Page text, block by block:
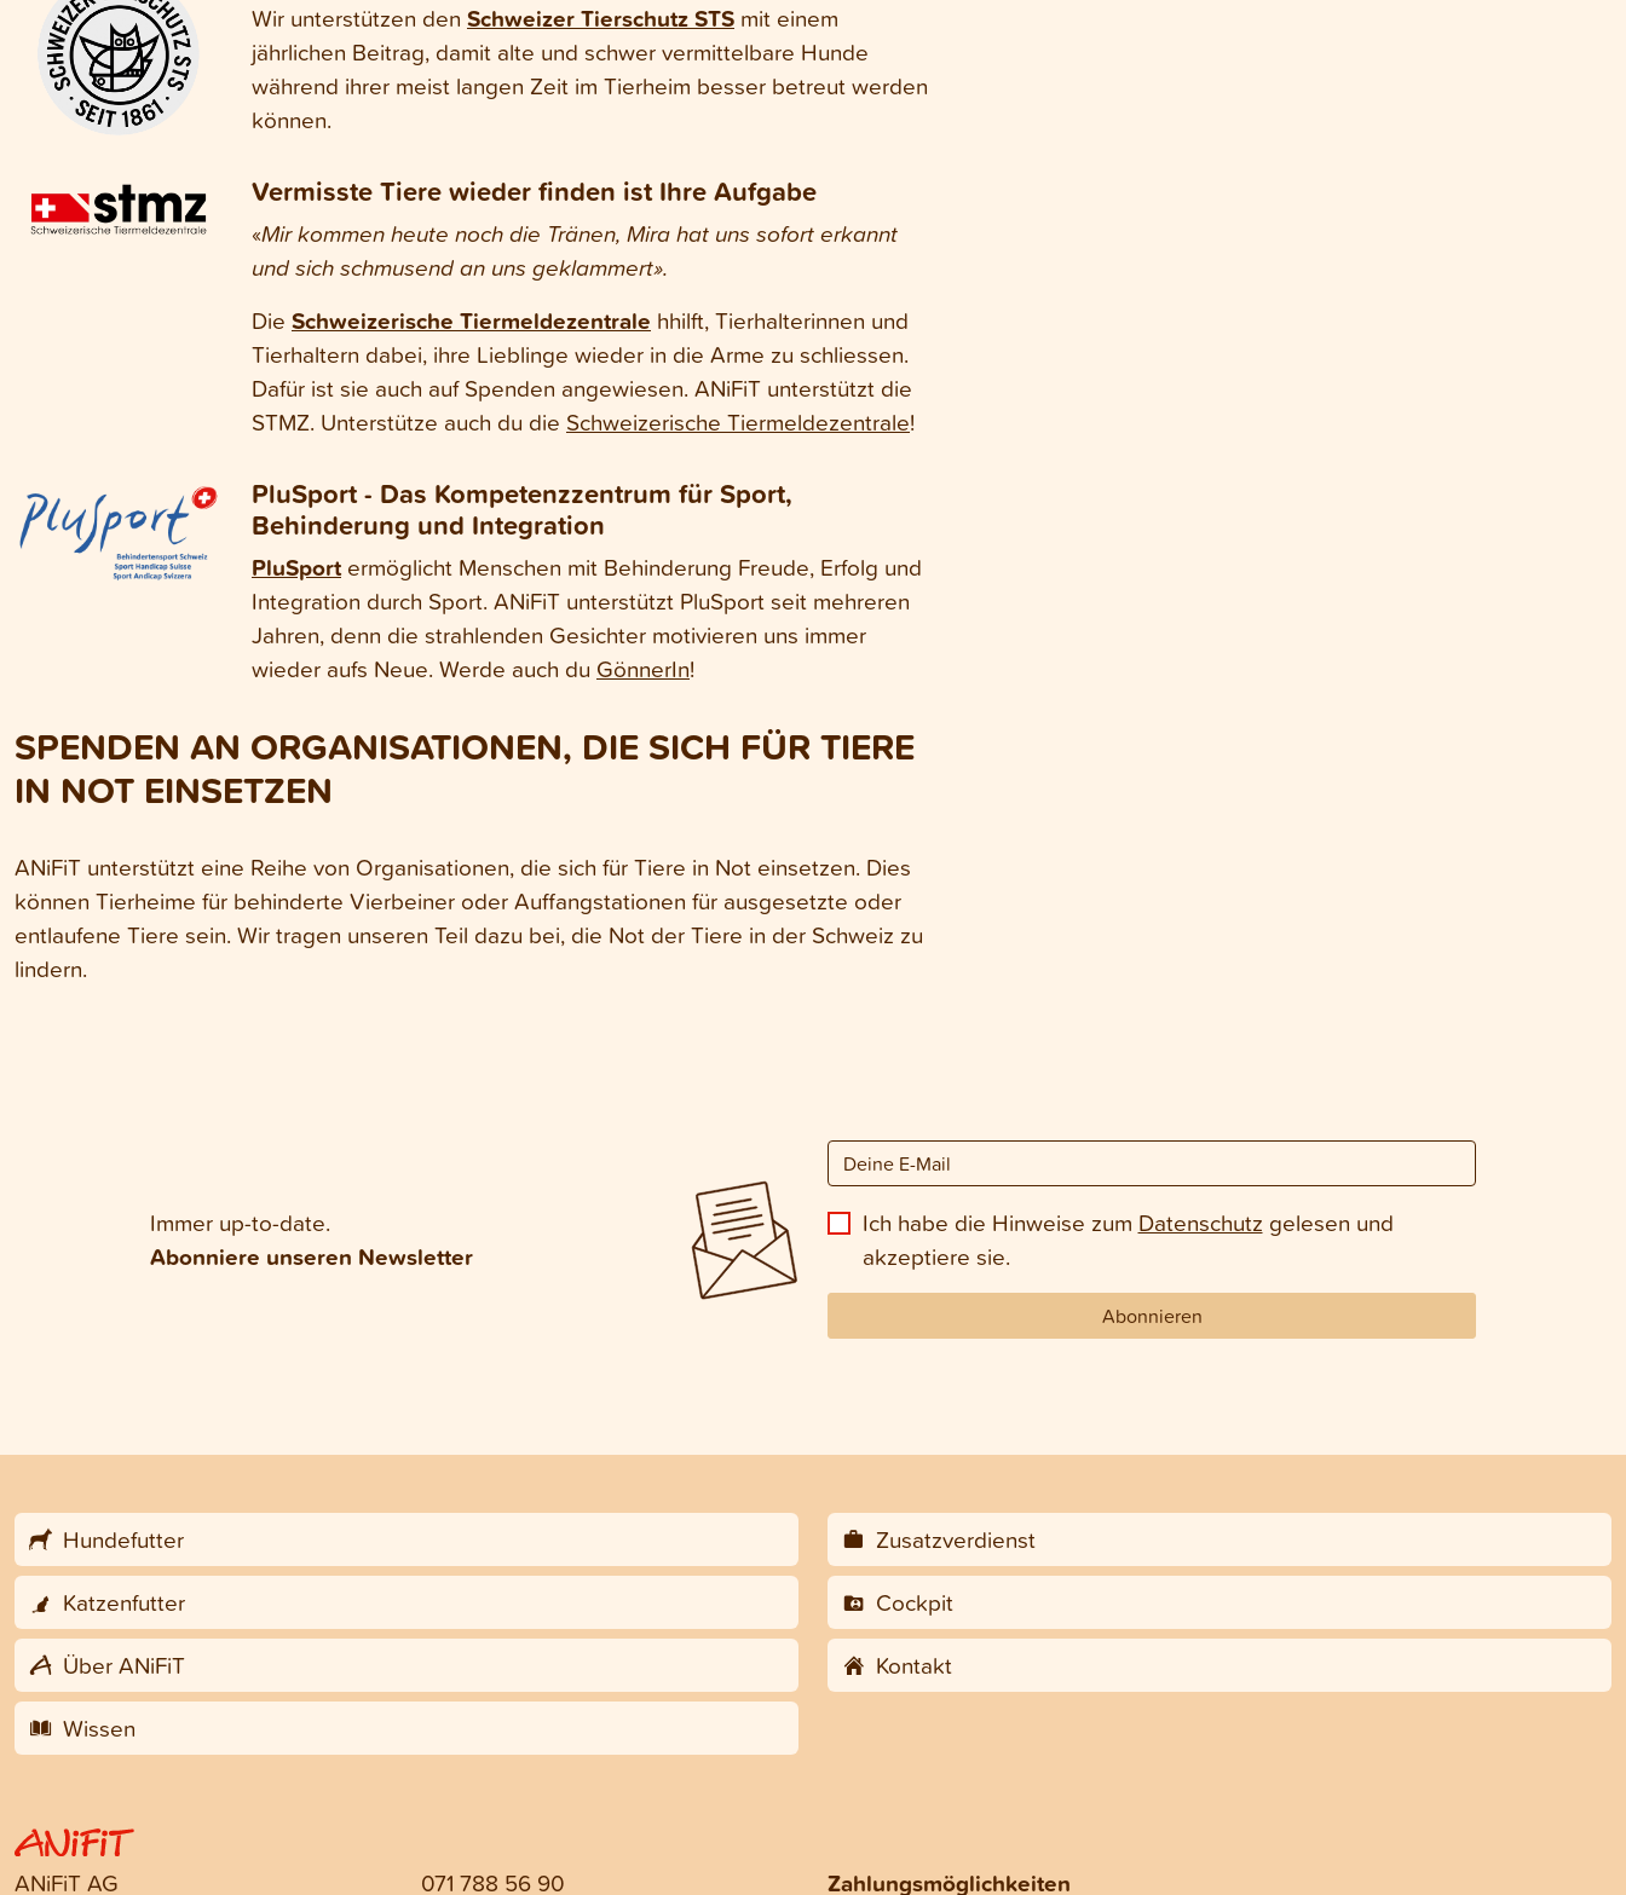
Wir unterstützen den Schweizer Tierschutz STS mit einem
jährlichen Beitrag, damit alte und schwer vermittelbare Hunde
während ihrer meist langen Zeit im Tierheim besser betreut werden
können.
Vermisste Tiere wieder finden ist Ihre Aufgabe
«Mir kommen heute noch die Tränen, Mira hat uns sofort erkannt
und sich schmusend an uns geklammert».
Die Schweizerische Tiermeldezentrale hhilft, Tierhalterinnen und
Tierhaltern dabei, ihre Lieblinge wieder in die Arme zu schliessen.
Dafür ist sie auch auf Spenden angewiesen. ANiFiT unterstützt die
STMZ. Unterstütze auch du die Schweizerische Tiermeldezentrale!
PluSport - Das Kompetenzzentrum für Sport,
Behinderung und Integration
PluSportermöglicht Menschen mit Behinderung Freude, Erfolg und
Integration durch Sport. ANiFiT unterstützt PluSport seit mehreren
Jahren, denn die strahlenden Gesichter motivieren uns immer
wieder aufs Neue. Werde auch du GönnerIn!
SPENDEN AN ORGANISATIONEN, DIE SICH FÜR TIERE
IN NOT EINSETZEN
ANiFiT unterstützt eine Reihe von Organisationen, die sich für Tiere in Not einsetzen. Dies
können Tierheime für behinderte Vierbeiner oder Auffangstationen für ausgesetzte oder
entlaufene Tiere sein. Wir tragen unseren Teil dazu bei, die Not der Tiere in der Schweiz zu
lindern.
Immer up-to-date.
Abonniere unseren Newsletter
Ich habe die Hinweise zum Datenschutz gelesen und
akzeptiere sie.
Abonnieren
Hundefutter
Katzenfutter
Über ANiFiT
Wissen
Zusatzverdienst
Cockpit
Kontakt
ANiFiT AG 071 788 56 90 Zahlungsmöglichkeiten